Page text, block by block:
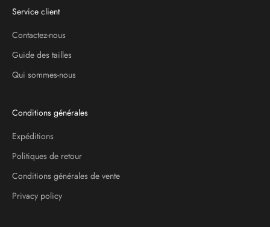
Service client
Contactez-nous
Guide des tailles
Qui sommes-nous
Conditions générales
Expéditions
Politiques de retour
Conditions générales de vente
Privacy policy